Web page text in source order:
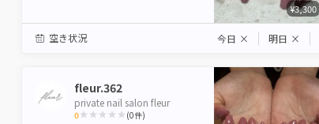
¥3,300
空き状況 今日 × 明日 ×
fleur.362
private nail salon fleur
0 (0件)